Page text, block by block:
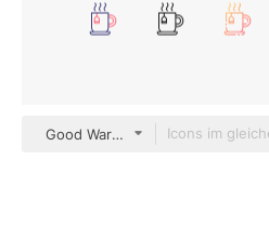
Good Ware Lineal Color